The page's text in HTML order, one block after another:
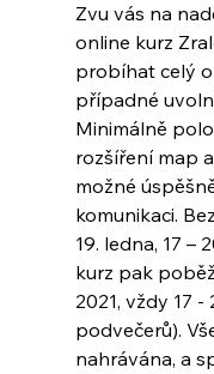
Zvu vás na
online kurz
probíhat celý
případné
Minimálně
rozšíření map
možné
komunikaci.
19. ledna, 17 –
kurz pak
2021, vždy 17
podvečerů).
nahrávána, a